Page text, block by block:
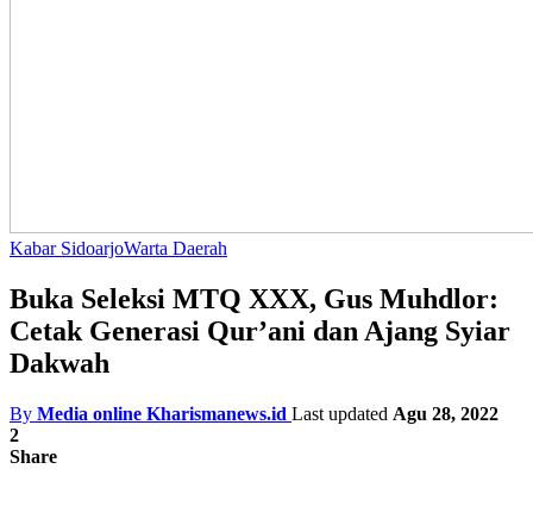
Kabar SidoarjoWarta Daerah
Buka Seleksi MTQ XXX, Gus Muhdlor:
Cetak Generasi Qur’ani dan Ajang Syiar
Dakwah
By Media online Kharismanews.id Last updated Agu 28, 2022
2
Share